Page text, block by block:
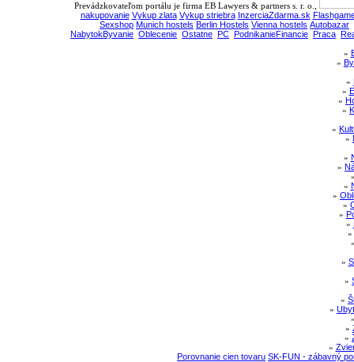
Prevádzkovateľom portálu je firma EB Lawyers & partners s. r. o.,
nakupovanie Vykup zlata Vykup striebra InzerciaZdarma.sk
Sexshop Munich hostels Berlin Hostels Vienna hostels Autobazar
NabytokByvanie Oblecenie Ostatne PC PodnikanieFinancie Praca
»
»
»
»
»
»
»
»
»
»
»
»
»
»
»
»
»
»
»
»
»
»
»
Porovnanie cien tovaru SK-FUN - zábavný